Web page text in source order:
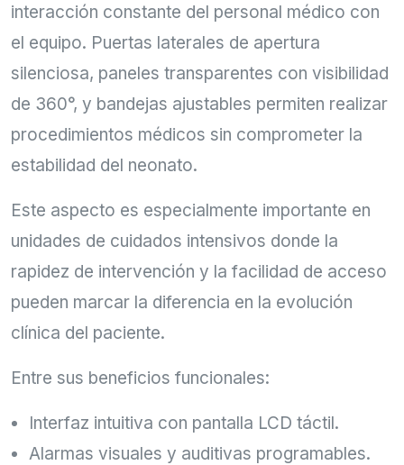
interacción constante del personal médico con
el equipo. Puertas laterales de apertura
silenciosa, paneles transparentes con visibilidad
de 360°, y bandejas ajustables permiten realizar
procedimientos médicos sin comprometer la
estabilidad del neonato.
Este aspecto es especialmente importante en
unidades de cuidados intensivos donde la
rapidez de intervención y la facilidad de acceso
pueden marcar la diferencia en la evolución
clínica del paciente.
Entre sus beneficios funcionales:
Interfaz intuitiva con pantalla LCD táctil.
Alarmas visuales y auditivas programables.